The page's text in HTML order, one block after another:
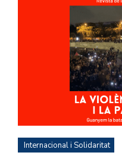
Internacional i Solidaritat